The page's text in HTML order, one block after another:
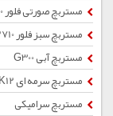
مستربچ صورتی فلور 302410
مستربچ سبز فلور 302710
مستربچ آبی G300
مستربچ سرمه ای K12
مستربچ سرامیکی